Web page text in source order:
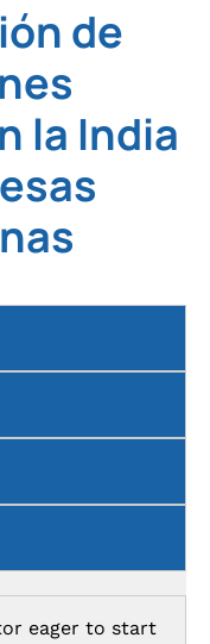
de
la India
eager to start